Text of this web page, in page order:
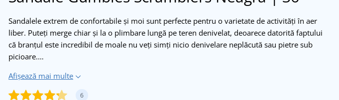
Sandalele extrem de confortabile și moi sunt perfecte pentru o varietate de activități în aer
liber. Puteți merge chiar și la o plimbare lungă pe teren denivelat, deoarece datorită faptului
că branțul este incredibil de moale nu veți simți nicio denivelare neplăcută sau pietre sub
picioare.…
Afișează mai multe
6